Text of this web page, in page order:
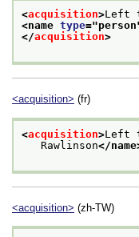
<acquisition>Left
<name type="person
</acquisition>
<acquisition> (fr)
<acquisition>Left
Rawlinson</
<acquisition> (zh-TW)